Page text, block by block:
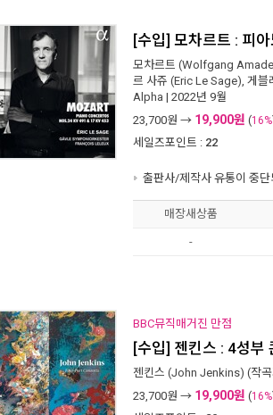
[수입] 모차르트 : 피
모차르트 (Wolfgang
르 사쥬 (Eric Le Sage), 게블
Alpha | 2022년 9월
23,700원 → 19,900원 (16%
세일즈포인트 : 22
출판사/제작사 유통이 중
매장새상품
-
BBC뮤직매거진 만점
[수입] 젠킨스 : 4성부
젠킨스 (John Jenkins) (작
23,700원 → 19,900원 (16%